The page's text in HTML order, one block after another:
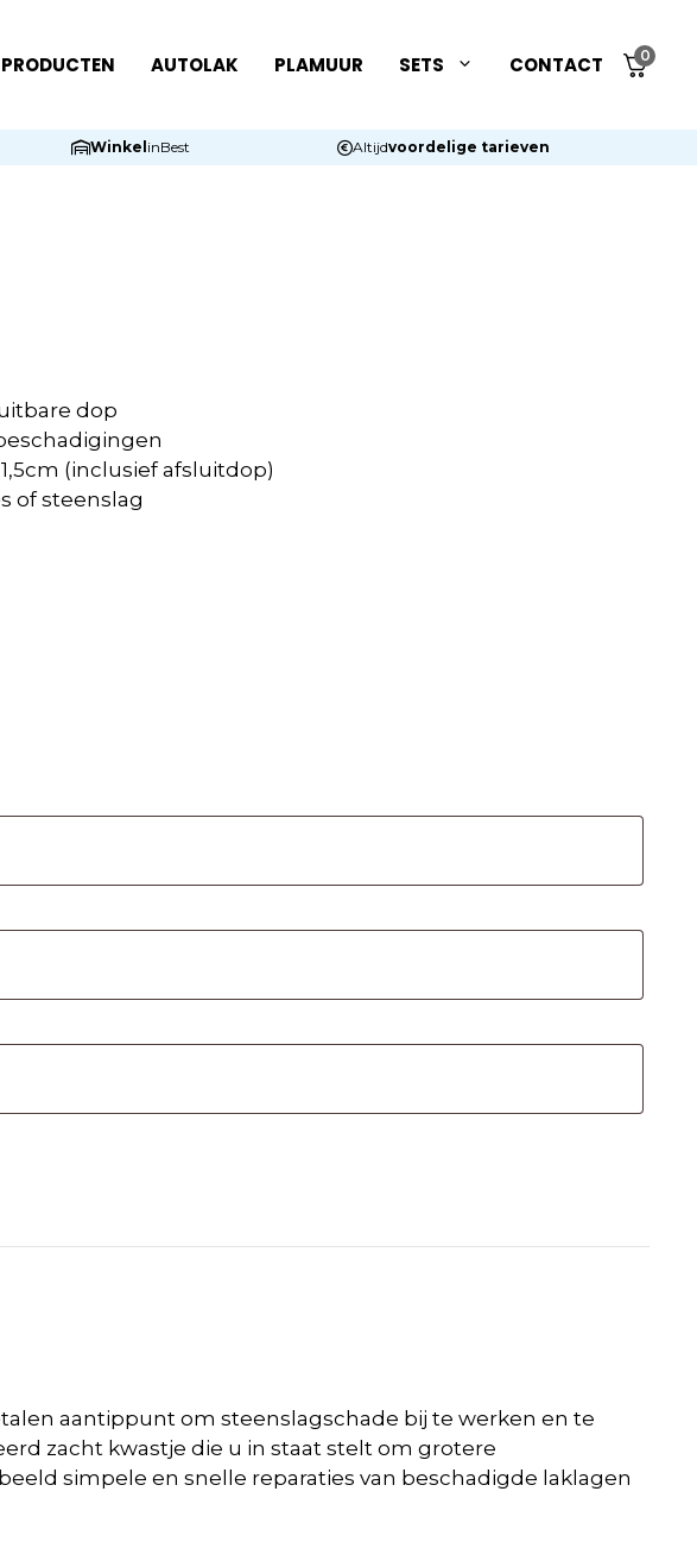
AUTOLAK PLAMUUR SETS CONTACT 0
Winkel inBest Altijdvoordelige tarieven
dop
(inclusief afsluitdop)
of steenslag
aantippunt om steenslagschade bij te werken en te
zacht kwastje die u in staat stelt om grotere
simpele en snelle reparaties van beschadigde laklagen